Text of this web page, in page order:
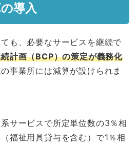
導入
も、必要なサービスを継続で
計画（BCP）の策定が義務化
事業所には減算が設けられま
サービスで所定単位数の3％相
福祉用具貸与を含む）で1％相